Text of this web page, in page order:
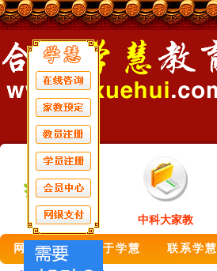
中科大家教
网站首页 关于学慧 联系学慧